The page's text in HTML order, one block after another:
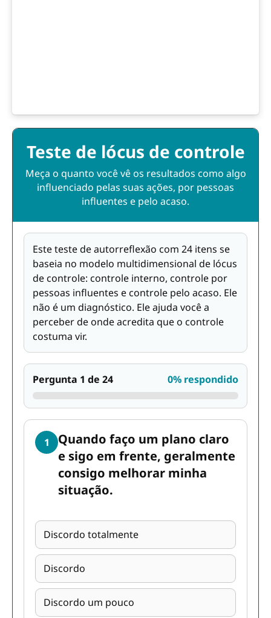
Teste de lócus de controle
Meça o quanto você vê os resultados como algo
influenciado pelas suas ações, por pessoas
influentes e pelo acaso.
Este teste de autorreflexão com 24 itens se
baseia no modelo multidimensional de lócus
de controle: controle interno, controle por
pessoas influentes e controle pelo acaso. Ele
não é um diagnóstico. Ele ajuda você a
perceber de onde acredita que o controle
costuma vir.
Pergunta 1 de 24 0% respondido
1
Quando faço um plano claro
e sigo em frente, geralmente
consigo melhorar minha
situação.
Discordo totalmente
Discordo
Discordo um pouco